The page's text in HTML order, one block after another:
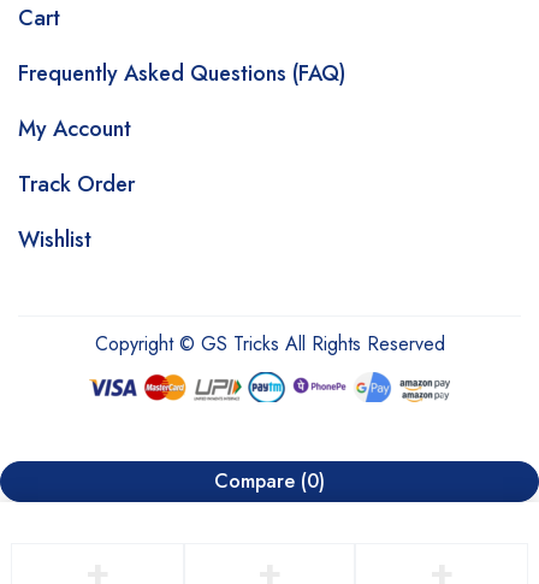
Cart
Frequently Asked Questions (FAQ)
My Account
Track Order
Wishlist
Copyright © GS Tricks All Rights Reserved
Compare (0)